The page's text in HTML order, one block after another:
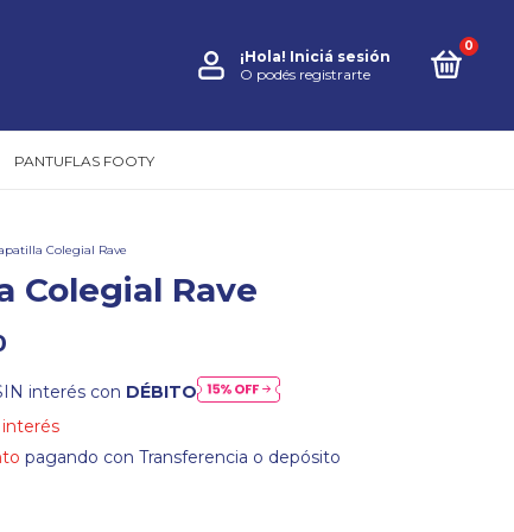
¡Hola! Iniciá sesión
O podés registrarte
0
PANTUFLAS FOOTY
Colegial Rave
Colegial Rave
interés con DÉBITO
interés
pagando con Transferencia o depósito